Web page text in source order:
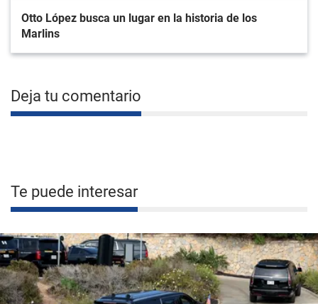
Otto López busca un lugar en la historia de los
Marlins
Deja tu comentario
Te puede interesar